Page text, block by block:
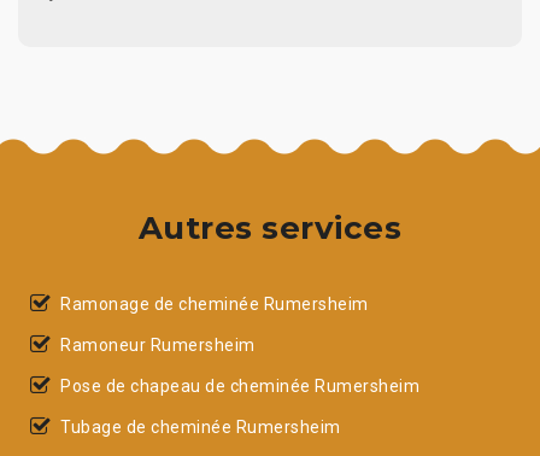
Autres services
Ramonage de cheminée Rumersheim
Ramoneur Rumersheim
Pose de chapeau de cheminée Rumersheim
Tubage de cheminée Rumersheim